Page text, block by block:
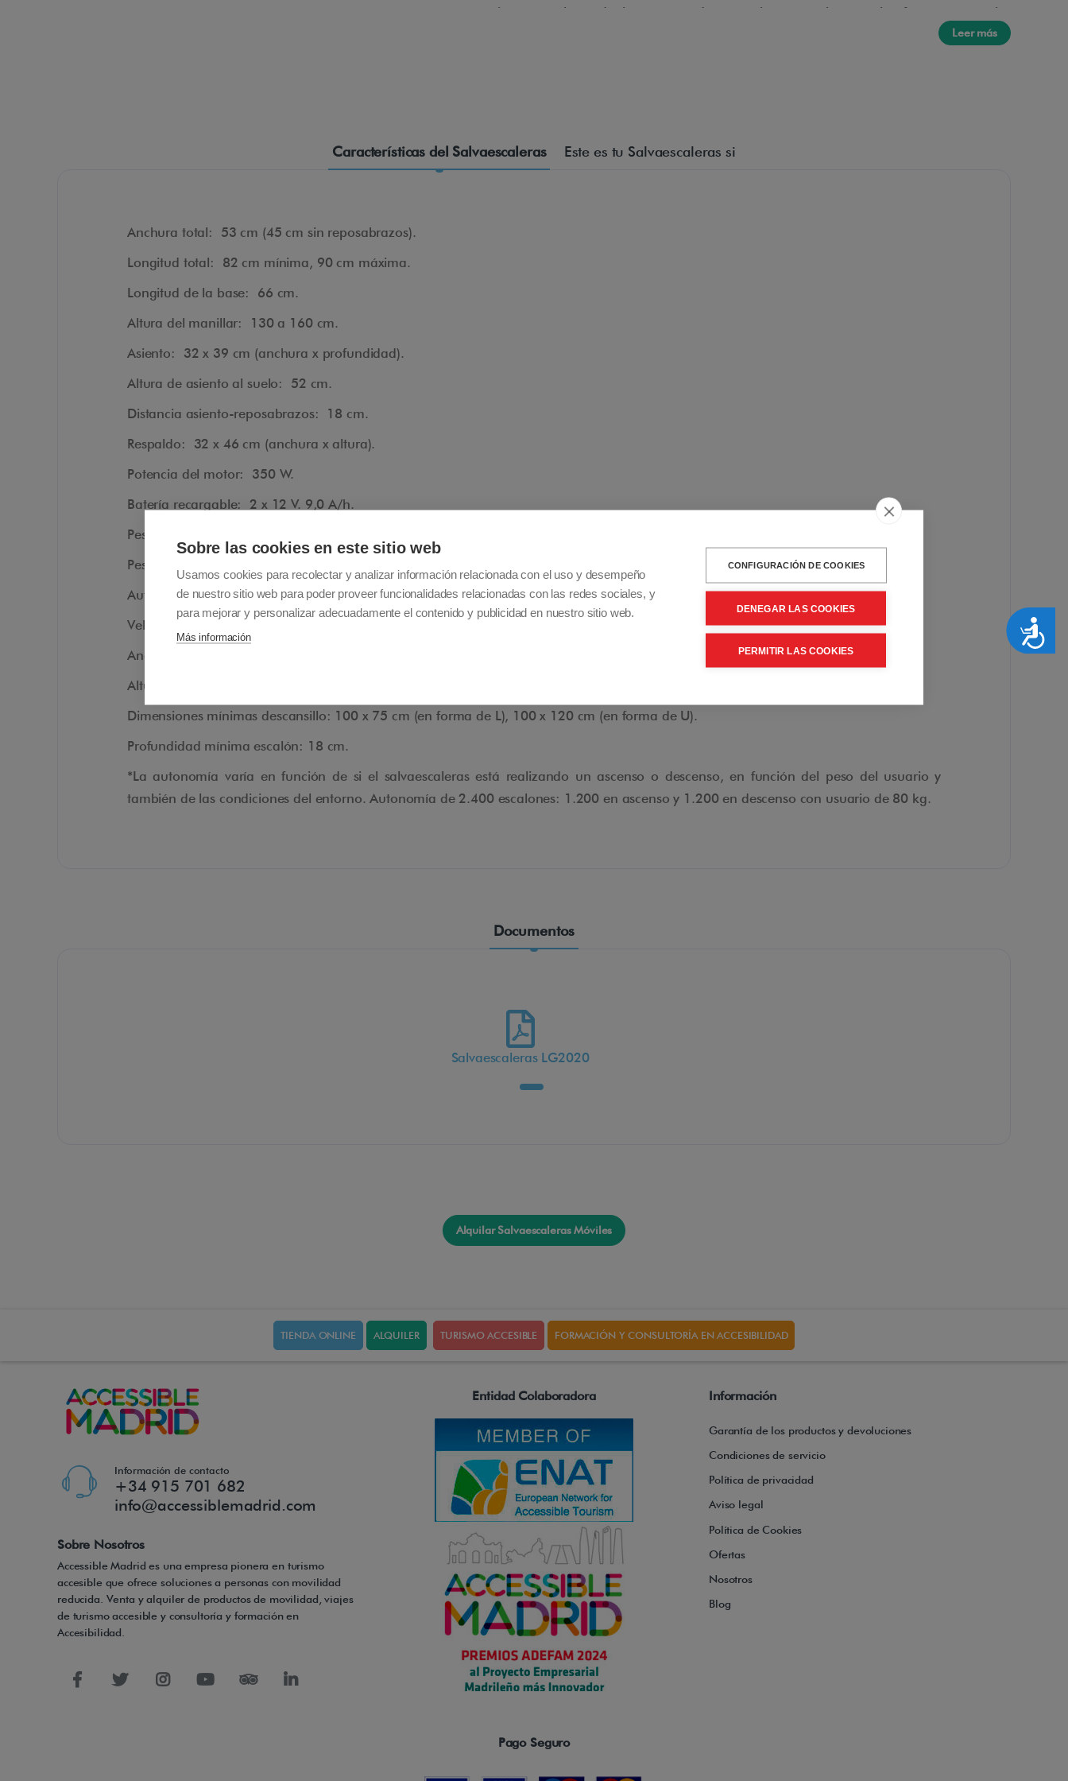
Accesibilidad
ajuste en altura de las empuñaduras y el reposacabezas, plataforma reposapiés
Leer más
Características del Salvaescaleras Este es tu Salvaescaleras si
Anchura total: 53 cm (45 cm sin reposabrazos).
Longitud total: 82 cm mínima, 90 cm máxima.
Longitud de la base: 66 cm.
Altura del manillar: 130 a 160 cm.
Asiento: 32 x 39 cm (anchura x profundidad).
Altura de asiento al suelo: 52 cm.
Distancia asiento-reposabrazos: 18 cm.
Respaldo: 32 x 46 cm (anchura x altura).
Potencia del motor: 350 W.
Batería recargable: 2 x 12 V. 9,0 A/h.
Pesos: Total 44 kg, manillar y respaldo: 10 kg, cuerpo propulsor: 24 kg, asiento: 10 kg.
Peso máximo de carga transportada: 130 kg.
Autonomía máxima: 2.400 escalones* (40 escalones con batería en reserva).
Velocidad: 36 escalones/minuto máx.
Ancho mínimo escalón: 58 cm.
Altura máxima de escalón: 23 cm.
Dimensiones mínimas descansillo: 100 x 75 cm (en forma de L), 100 x 120 cm (en forma de U).
Profundidad mínima escalón: 18 cm.
*La autonomía varía en función de si el salvaescaleras está realizando un ascenso o descenso, en función del peso del usuario y
también de las condiciones del entorno. Autonomía de 2.400 escalones: 1.200 en ascenso y 1.200 en descenso con usuario de 80 kg.
Documentos
Salvaescaleras LG2020
Alquilar Salvaescaleras Móviles
TIENDA ONLINE ALQUILER TURISMO ACCESIBLE FORMACIÓN Y CONSULTORÍA EN ACCESIBILIDAD
Información de contacto
+34 915 701 682
info@accessiblemadrid.com
Sobre Nosotros
Accessible Madrid es una empresa pionera en turismo
accesible que ofrece soluciones a personas con movilidad
reducida. Venta y alquiler de productos de movilidad, viajes
de turismo accesible y consultoría y formación en
Accesibilidad.
Entidad Colaboradora
Pago Seguro
Información
Garantía de los productos y devoluciones
Condiciones de servicio
Política de privacidad
Aviso legal
Política de Cookies
Ofertas
Nosotros
Blog
Sobre las cookies en este sitio web
Usamos cookies para recolectar y analizar información relacionada con el uso y desempeño
de nuestro sitio web para poder proveer funcionalidades relacionadas con las redes sociales, y
para mejorar y personalizar adecuadamente el contenido y publicidad en nuestro sitio web.
Más información
CONFIGURACIÓN DE COOKIES
DENEGAR LAS COOKIES
PERMITIR LAS COOKIES